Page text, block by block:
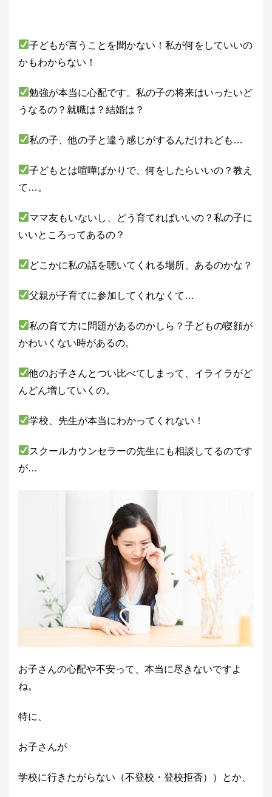
子どもが言うことを聞かない！私が何をしていいの
かもわからない！
勉強が本当に心配です。私の子の将来はいったいど
うなるの？就職は？結婚は？
私の子、他の子と違う感じがするんだけれども…
子どもとは喧嘩ばかりで、何をしたらいいの？教え
て…。
ママ友もいないし、どう育てればいいの？私の子に
いいところってあるの？
どこかに私の話を聴いてくれる場所、あるのかな？
父親が子育てに参加してくれなくて…
私の育て方に問題があるのかしら？子どもの寝顔が
かわいくない時があるの。
他のお子さんとつい比べてしまって、イライラがど
んどん増していくの。
学校、先生が本当にわかってくれない！
スクールカウンセラーの先生にも相談してるのです
が…
お子さんの心配や不安って、本当に尽きないですよ
ね。
特に、
お子さんが
学校に行きたがらない（不登校・登校拒否））とか、